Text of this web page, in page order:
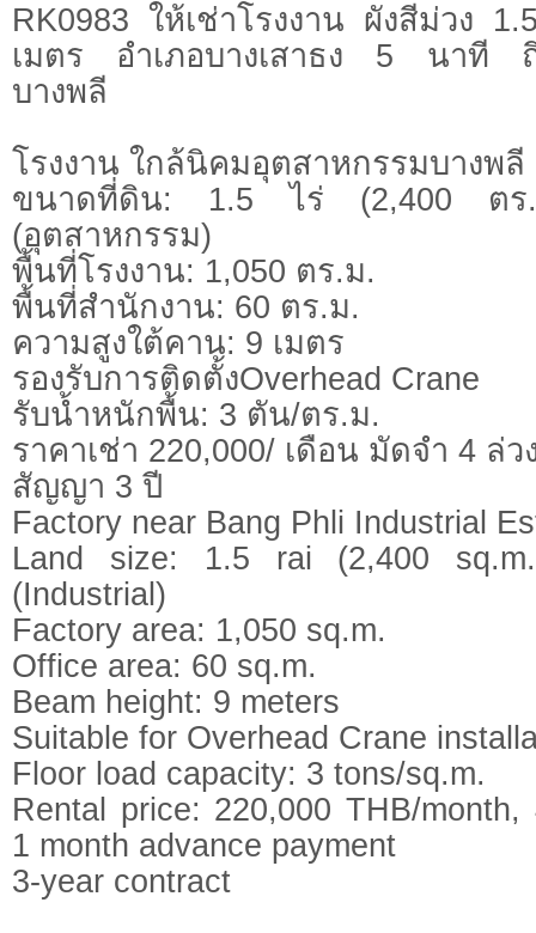
RK0983 ให้เช่าโรงงาน ผังสีม่วง
เมตร อำเภอบางเสาธง 5 นาที
บางพลี
โรงงาน ใกล้นิคมอุตสาหกรรมบางพลี
ขนาดที่ดิน: 1.5 ไร่ (2,400 ตร.
(อุตสาหกรรม)
พื้นที่โรงงาน: 1,050 ตร.ม.
พื้นที่สำนักงาน: 60 ตร.ม.
ความสูงใต้คาน: 9 เมตร
รองรับการติดตั้งOverhead Crane
รับน้ำหนักพื้น: 3 ตัน/ตร.ม.
ราคาเช่า 220,000/ เดือน มัดจำ 4 ล่ว
สัญญา 3 ปี
Factory near Bang Phli Industrial
Land size: 1.5 rai (2,400
(Industrial)
Factory area: 1,050 sq.m.
Office area: 60 sq.m.
Beam height: 9 meters
Suitable for Overhead Crane
Floor load capacity: 3 tons/sq.m.
Rental price: 220,000 THB/
1 month advance payment
3-year contract